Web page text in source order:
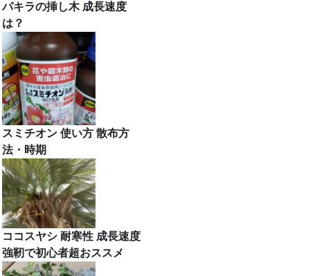
パキラの挿し木 成長速度
は？
スミチオン 使い方 散布方
法・時期
ココスヤシ 耐寒性 成長速度
強靭で初心者超おススメ